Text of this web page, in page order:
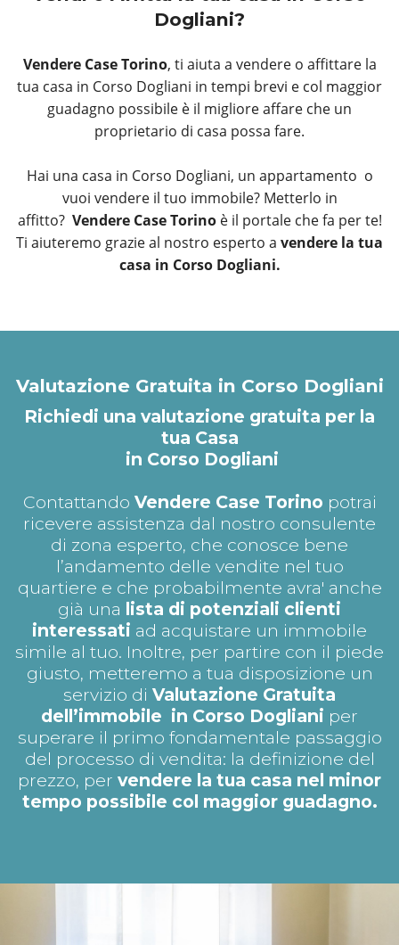
Dogliani?
Vendere Case Torino, ti aiuta a vendere o affittare la
tua casa in Corso Dogliani in tempi brevi e col maggior
guadagno possibile è il migliore affare che un
proprietario di casa possa fare.
Hai una casa in Corso Dogliani, un appartamento o
vuoi vendere il tuo immobile? Metterlo in
affitto? Vendere Case Torinoè il portale che fa per te!
Ti aiuteremo grazie al nostro esperto a vendere la tua
casa in Corso Dogliani.
Valutazione Gratuita in Corso Dogliani
Richiedi una valutazione gratuita per la
tua Casa
in Corso Dogliani
Contattando Vendere Case Torino potrai
ricevere assistenza dal nostro consulente
di zona esperto, che conosce bene
l’andamento delle vendite nel tuo
quartiere e che probabilmente avra' anche
già una lista di potenziali clienti
interessati ad acquistare un immobile
simile al tuo. Inoltre, per partire con il piede
giusto, metteremo a tua disposizione un
servizio di Valutazione Gratuita
dell’immobile in Corso Dogliani per
superare il primo fondamentale passaggio
del processo di vendita: la definizione del
prezzo, per vendere la tua casa nel minor
tempo possibile col maggior guadagno.